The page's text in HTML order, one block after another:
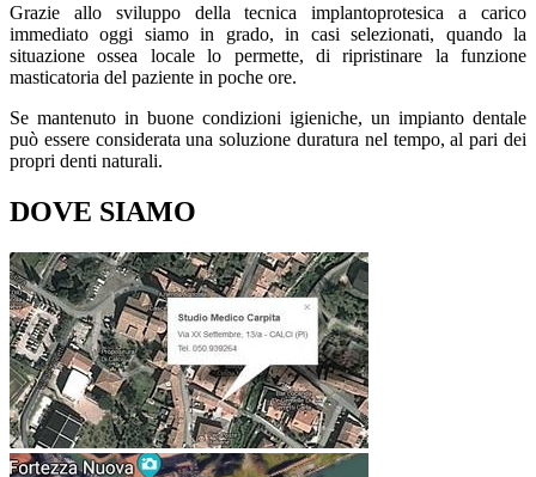
Grazie allo sviluppo della tecnica implantoprotesica a carico
immediato oggi siamo in grado, in casi selezionati, quando la
situazione ossea locale lo permette, di ripristinare la funzione
masticatoria del paziente in poche ore.
Se mantenuto in buone condizioni igieniche, un impianto dentale
può essere considerata una soluzione duratura nel tempo, al pari dei
propri denti naturali.
DOVE SIAMO